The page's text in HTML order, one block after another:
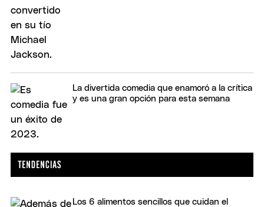
La divertida comedia que enamoró a la crítica
y es una gran opción para esta semana
Los 6 alimentos sencillos que cuidan el